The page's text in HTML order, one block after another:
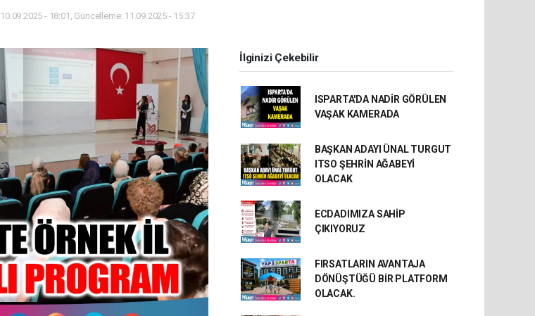
10.09.2025 - 18:01, Güncelleme: 11.09.2025 - 15:37
İlginizi Çekebilir
ISPARTA'DA NADİR GÖRÜLEN
VAŞAK KAMERADA
BAŞKAN ADAYI ÜNAL TURGUT
ITSO ŞEHRİN AĞABEYİ
OLACAK
ECDADIMIZA SAHİP
ÇIKIYORUZ
FIRSATLARIN AVANTAJA
DÖNÜŞTÜĞÜ BİR PLATFORM
OLACAK.